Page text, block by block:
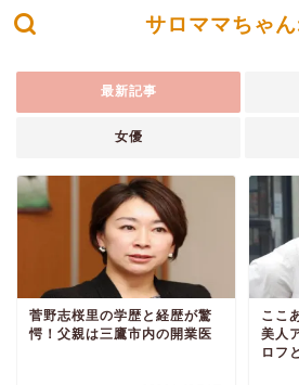
サロママちゃ
最新記事
女優
菅野志桜里の学歴と経歴が驚
愕！父親は三鷹市内の開業医
ここ
美人
ロフ